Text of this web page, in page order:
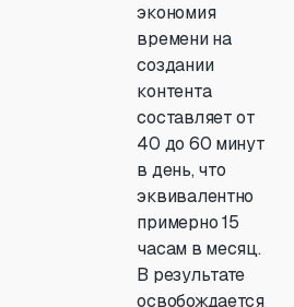
экономия
времени на
создании
контента
составляет от
40 до 60 минут
в день, что
эквивалентно
примерно 15
часам в месяц.
В результате
освобождается